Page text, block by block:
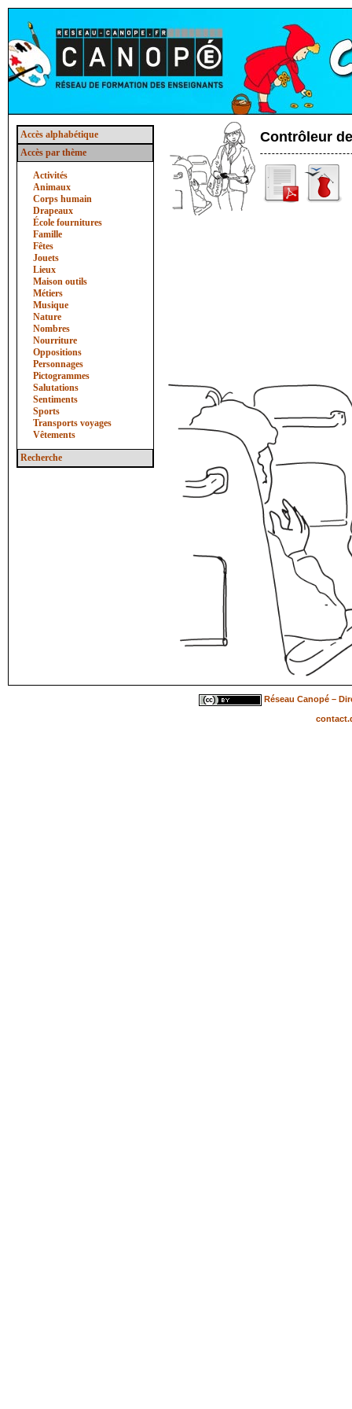
Accès alphabétique
Accès par thème
Activités
Animaux
Corps humain
Drapeaux
École fournitures
Famille
Fêtes
Jouets
Lieux
Maison outils
Métiers
Musique
Nature
Nombres
Nourriture
Oppositions
Personnages
Pictogrammes
Salutations
Sentiments
Sports
Transports voyages
Vêtements
Recherche
Contrôleur
Réseau Canopé –